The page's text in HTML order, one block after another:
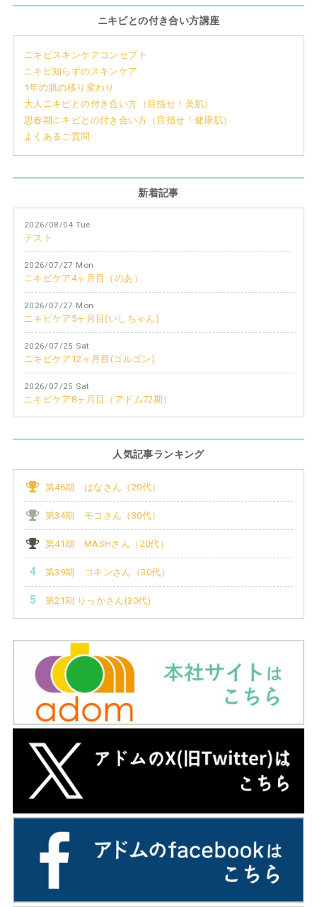
ニキビとの付き合い方講座
ニキビスキンケアコンセプト
ニキビ知らずのスキンケア
1年の肌の移り変わり
大人ニキビとの付き合い方（目指せ！美肌）
思春期ニキビとの付き合い方（目指せ！健康肌）
よくあるご質問
新着記事
2026/08/04 Tue
テスト
2026/07/27 Mon
ニキビケア4ヶ月目（のあ）
2026/07/27 Mon
ニキビケア5ヶ月目(いしちゃん)
2026/07/25 Sat
ニキビケア12ヶ月目(ゴルゴン)
2026/07/25 Sat
ニキビケア8ヶ月目（アドム72期）
人気記事ランキング
第46期 はなさん（20代）
第34期 モコさん（30代）
第41期 MASHさん（20代）
第39期 コキンさん（30代）
第21期 りっかさん(30代)